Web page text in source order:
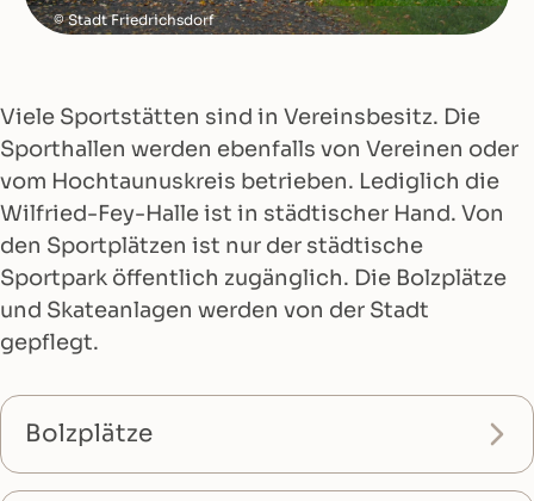
Stadt Friedrichsdorf
Viele Sportstätten sind in Vereinsbesitz. Die
Sporthallen werden ebenfalls von Vereinen oder
vom Hochtaunuskreis betrieben. Lediglich die
Wilfried-Fey-Halle ist in städtischer Hand. Von
den Sportplätzen ist nur der städtische
Sportpark öffentlich zugänglich. Die Bolzplätze
und Skateanlagen werden von der Stadt
gepflegt.
Bolzplätze